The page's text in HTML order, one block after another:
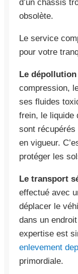
d’un châssis
obsolète.
Le service
pour votre
Le
compression,
ses fluides
frein, le liquide
sont
en vigueur.
protéger les
Le transport
effectué avec
déplacer le
dans un
expertise est
enlevement
primordiale.